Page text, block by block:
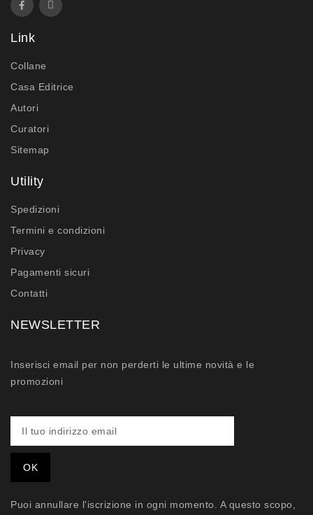
Link
Collane
Casa Editrice
Autori
Curatori
Sitemap
Utility
Spedizioni
Termini e condizioni
Privacy
Pagamenti sicuri
Contatti
NEWSLETTER
Inserisci email per non perderti le ultime novità e le
promozioni
Puoi annullare l'iscrizione in ogni momento. A questo scopo,